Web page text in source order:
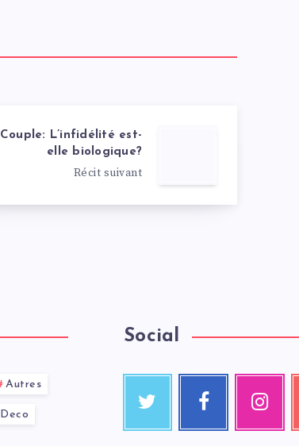
Couple: L’infidélité est-
elle biologique?
Récit suivant
Autres
Deco
Social